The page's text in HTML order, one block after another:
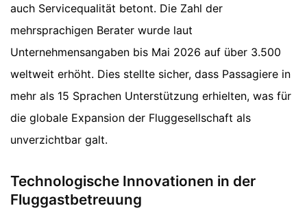
auch Servicequalität betont. Die Zahl der
mehrsprachigen Berater wurde laut
Unternehmensangaben bis Mai 2026 auf über 3.500
weltweit erhöht. Dies stellte sicher, dass Passagiere in
mehr als 15 Sprachen Unterstützung erhielten, was für
die globale Expansion der Fluggesellschaft als
unverzichtbar galt.
Technologische Innovationen in der
Fluggastbetreuung